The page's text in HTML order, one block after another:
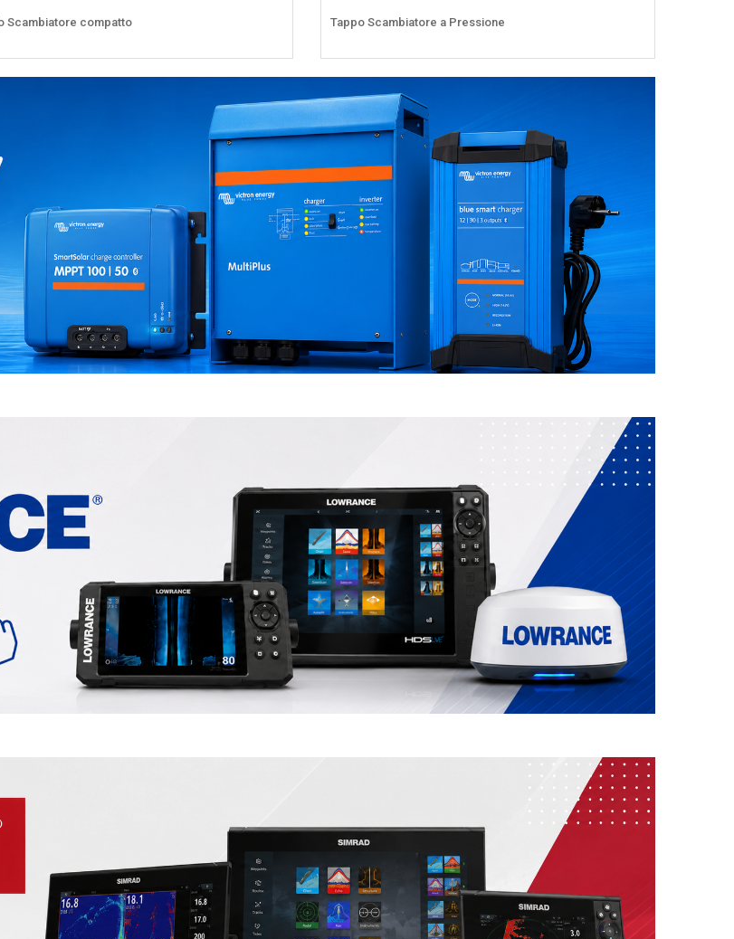
Scambiatore compatto Tappo Scambiatore a Pressione